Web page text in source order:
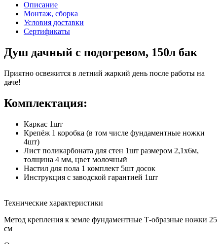
Описание
Монтаж, сборка
Условия доставки
Сертификаты
Душ дачный с подогревом, 150л бак
Приятно освежится в летний жаркий день после работы на
даче!
Комплектация:
Каркас 1шт
Крепёж 1 коробка (в том числе фундаментные ножки
4шт)
Лист поликарбоната для стен 1шт размером 2,1х6м,
толщина 4 мм, цвет молочный
Настил для пола 1 комплект 5шт досок
Инструкция с заводской гарантией 1шт
Технические характеристики
Метод крепления к земле фундаментные Т-образные ножки 25
см